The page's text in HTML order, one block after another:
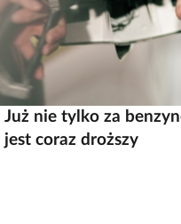
Już nie tylko za
jest coraz droższy